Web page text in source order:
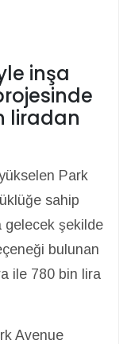
inşa
liradan
Park
sahip
gelecek şekilde
bulunan
ile 780 bin lira
Avenue